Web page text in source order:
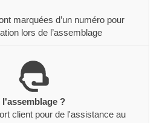
marquées d’un numéro pour
lors de l’assemblage
?
client pour de l'assistance au